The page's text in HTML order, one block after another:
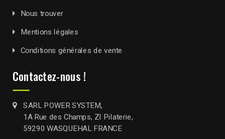
Nous trouver
Mentions légales
Conditions générales de vente
Contactez-nous !
SARL POWER SYSTEM,
1A Rue des Champs, ZI Pilaterie,
59290 WASQUEHAL FRANCE